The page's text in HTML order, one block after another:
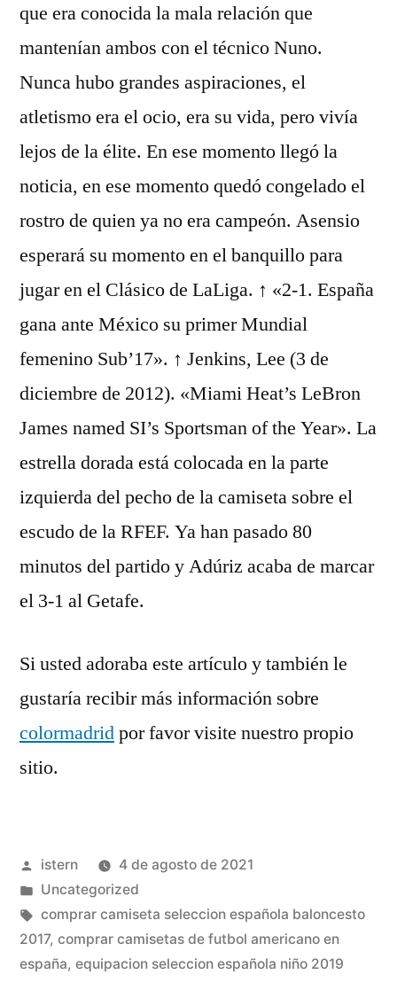
que era conocida la mala relación que
mantenían ambos con el técnico Nuno.
Nunca hubo grandes aspiraciones, el
atletismo era el ocio, era su vida, pero vivía
lejos de la élite. En ese momento llegó la
noticia, en ese momento quedó congelado el
rostro de quien ya no era campeón. Asensio
esperará su momento en el banquillo para
jugar en el Clásico de LaLiga. ↑ «2-1. España
gana ante México su primer Mundial
femenino Sub’17». ↑ Jenkins, Lee (3 de
diciembre de 2012). «Miami Heat’s LeBron
James named SI’s Sportsman of the Year». La
estrella dorada está colocada en la parte
izquierda del pecho de la camiseta sobre el
escudo de la RFEF. Ya han pasado 80
minutos del partido y Adúriz acaba de marcar
el 3-1 al Getafe.
Si usted adoraba este artículo y también le
gustaría recibir más información sobre
colormadridpor favor visite nuestro propio
sitio.
Publicado
por
istern
4 de agosto de 2021
Publicado
en
Uncategorized
Etiquetas:
comprar camiseta seleccion española baloncesto
2017, comprar camisetas de futbol americano en
españa, equipacion seleccion española niño 2019